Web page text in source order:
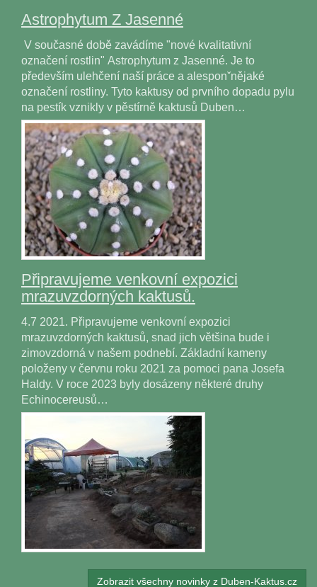
Astrophytum Z Jasenné
V současné době zavádíme "nové kvalitativní
označení rostlin" Astrophytum z Jasenné. Je to
především ulehčení naší práce a alesponˇnějaké
označení rostliny. Tyto kaktusy od prvního dopadu pylu
na pestík vznikly v pěstírně kaktusů Duben…
Připravujeme venkovní expozici
mrazuvzdorných kaktusů.
4.7 2021. Připravujeme venkovní expozici
mrazuvzdorných kaktusů, snad jich většina bude i
zimovzdorná v našem podnebí. Základní kameny
položeny v červnu roku 2021 za pomoci pana Josefa
Haldy. V roce 2023 byly dosázeny některé druhy
Echinocereusů…
Zobrazit všechny novinky z Duben-Kaktus.cz